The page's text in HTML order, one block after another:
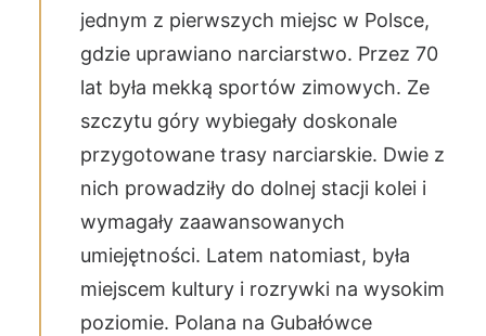
jednym z pierwszych miejsc w Polsce,
gdzie uprawiano narciarstwo. Przez 70
lat była mekką sportów zimowych. Ze
szczytu góry wybiegały doskonale
przygotowane trasy narciarskie. Dwie z
nich prowadziły do dolnej stacji kolei i
wymagały zaawansowanych
umiejętności. Latem natomiast, była
miejscem kultury i rozrywki na wysokim
poziomie. Polana na Gubałówce